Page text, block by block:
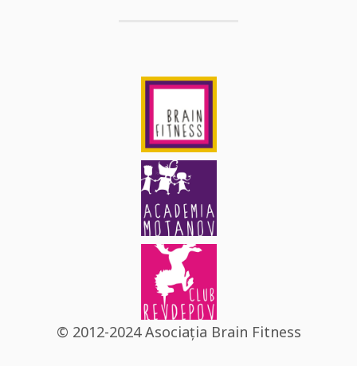
© 2012-2024 Asociația Brain Fitness